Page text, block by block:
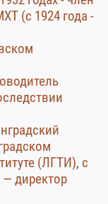
(с 1924 года -
(ЛГТИ), с
— директор